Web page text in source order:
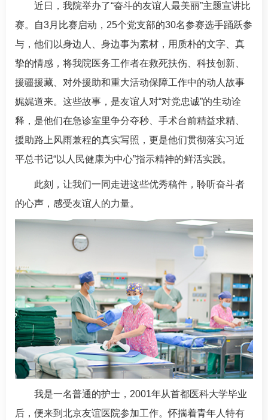
近日，我院举办了“奋斗的友谊人最美丽”主题宣讲比
赛。自3月比赛启动，25个党支部的30名参赛选手踊跃参
与，他们以身边人、身边事为素材，用质朴的文字、真
挚的情感，将我院医务工作者在救死扶伤、科技创新、
援疆援藏、对外援助和重大活动保障工作中的动人故事
娓娓道来。这些故事，是友谊人对“对党忠诚”的生动诠
释，是他们在急诊室里争分夺秒、手术台前精益求精、
援助路上风雨兼程的真实写照，更是他们贯彻落实习近
平总书记“以人民健康为中心”指示精神的鲜活实践。
此刻，让我们一同走进这些优秀稿件，聆听奋斗者
的心声，感受友谊人的力量。
我是一名普通的护士，2001年从首都医科大学毕业
后，便来到北京友谊医院参加工作。怀揣着青年人特有